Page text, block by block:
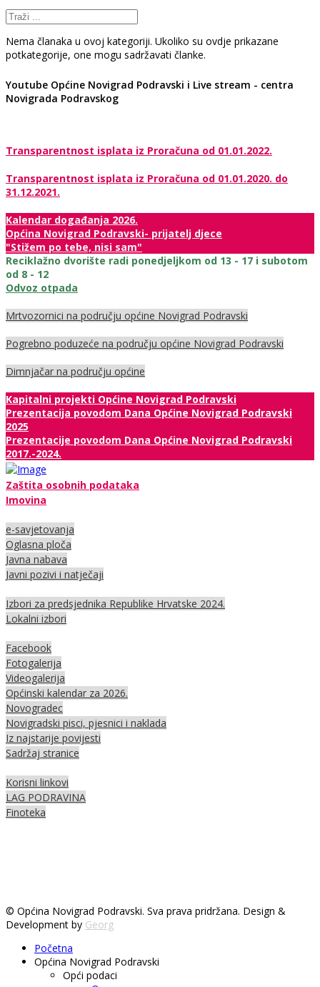
Nema članaka u ovoj kategoriji. Ukoliko su ovdje prikazane
potkategorije, one mogu sadržavati članke.
Youtube Općine Novigrad Podravski i Live stream - centra
Novigrada Podravskog
Transparentnost isplata iz Proračuna od 01.01.2022.
Transparentnost isplata iz Proračuna od 01.01.2020. do
31.12.2021.
Kalendar događanja 2026.
Općina Novigrad Podravski- prijatelj djece
"Stižem po tebe, nisi sam"
Reciklažno dvorište radi ponedjeljkom od 13 - 17 i subotom
od 8 - 12
Odvoz otpada
Mrtvozornici na području općine Novigrad Podravski
Pogrebno poduzeće na području općine Novigrad Podravski
Dimnjačar na području općine
Kapitalni projekti Općine Novigrad Podravski
Prezentacija povodom Dana Općine Novigrad Podravski
2025
Prezentacije povodom Dana Općine Novigrad Podravski
2017.-2024.
Zaštita osobnih podataka
Imovina
e-savjetovanja
Oglasna ploča
Javna nabava
Javni pozivi i natječaji
Izbori za predsjednika Republike Hrvatske 2024.
Lokalni izbori
Facebook
Fotogalerija
Videogalerija
Općinski kalendar za 2026.
Novogradec
Novigradski pisci, pjesnici i naklada
Iz najstarije povijesti
Sadržaj stranice
Korisni linkovi
LAG PODRAVINA
Finoteka
© Općina Novigrad Podravski. Sva prava pridržana. Design &
Development by Georg
Početna
Općina Novigrad Podravski
Opći podaci